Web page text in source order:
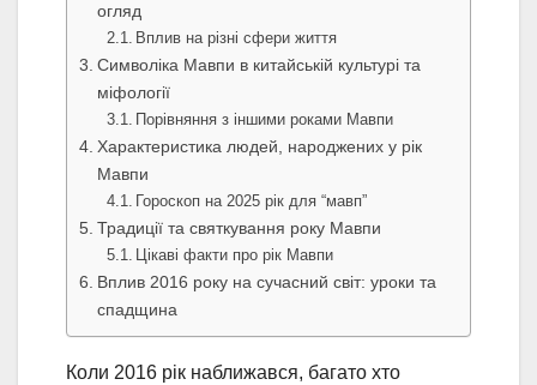
огляд
Вплив на різні сфери життя
Символіка Мавпи в китайській культурі та
міфології
Порівняння з іншими роками Мавпи
Характеристика людей, народжених у рік
Мавпи
Гороскоп на 2025 рік для “мавп”
Традиції та святкування року Мавпи
Цікаві факти про рік Мавпи
Вплив 2016 року на сучасний світ: уроки та
спадщина
Коли 2016 рік наближався, багато хто